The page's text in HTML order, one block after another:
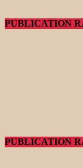
PUBLICATION
PUBLICATION